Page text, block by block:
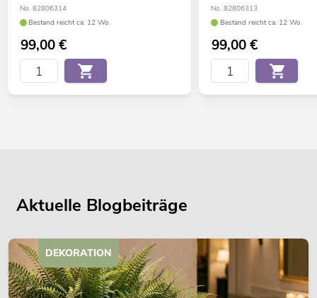
No. 82806314
Bestand reicht ca. 12 Wo.
99,00€
No. 82806313
Bestand reicht ca. 12 Wo.
99,00€
Aktuelle Blogbeiträge
DEKORATION